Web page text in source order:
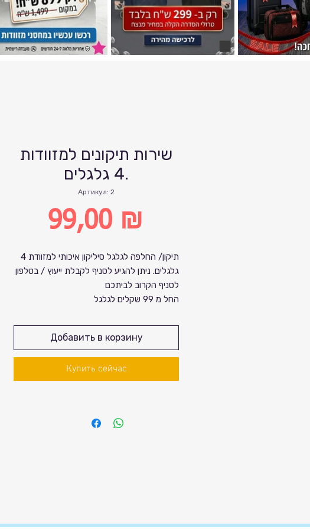
שירות תיקונים למזוודות
4 גלגלים.
Артикул: 2
99,00 ₪
Цена
תיקון/ החלפה לגלגל סיליקון איכותי למזוודת 4
גלגלים. ניתן להגיע לסניף לקבלת ייעוץ / בטלפון
לסניף הקרוב לביתכם
החל מ 99 שקלים לגלגל
Добавить в корзину
Купить сейчас